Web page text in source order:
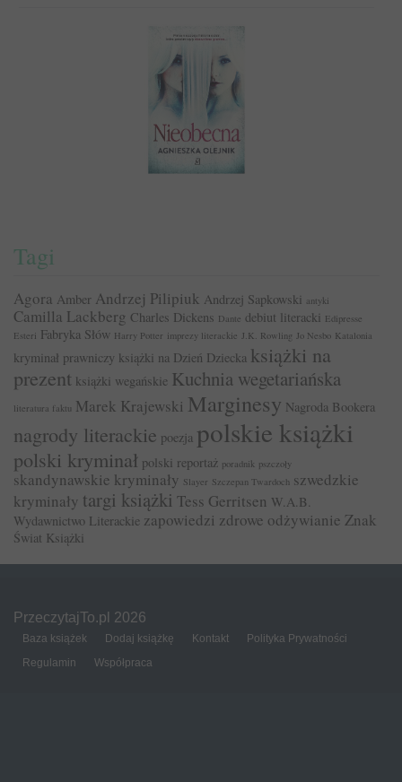
Tagi
Agora Amber Andrzej Pilipiuk Andrzej Sapkowski antyki
Camilla Lackberg Charles Dickens Dante debiut literacki Edipresse
Esteri Fabryka Słów Harry Potter imprezy literackie J.K. Rowling Jo Nesbo Katalonia
kryminał prawniczy książki na Dzień Dziecka książki na
prezent książki wegańskie Kuchnia wegetariańska
literatura faktu Marek Krajewski Marginesy Nagroda Bookera
nagrody literackie poezja polskie książki
polski kryminał polski reportaż poradnik pszczoły
skandynawskie kryminały Slayer Szczepan Twardoch szwedzkie
kryminały targi książki Tess Gerritsen W.A.B.
Wydawnictwo Literackie zapowiedzi zdrowe odżywianie Znak
Świat Książki
PrzeczytajTo.pl 2026
Baza książek Dodaj książkę Kontakt
Polityka Prywatności
Regulamin
Współpraca